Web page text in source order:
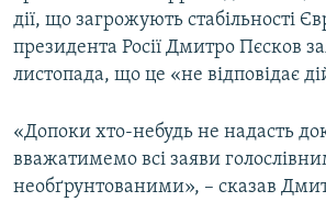
ВСЕ ЗА ДЕНЬ
СПЕЦПРОЕКТИ
ДЕПОРТАЦІЯ
ВІДЕОУРОКИ «ELIFBE»
СВІДЧЕННЯ ОКУПАЦІЇ
ЯК ОБІЙТИ БЛОКУВАННЯ
Русский
Qırımtatar
дії, що загрожують стабільності
президента Росії Дмитро Пєсков
листопада, що це «не відповідає
«Допоки хто-небудь не надасть
вважатимемо всі заяви
необґрунтованими», – сказав